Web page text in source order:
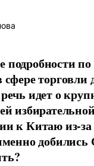
сфере
идет о
к Китаю из-